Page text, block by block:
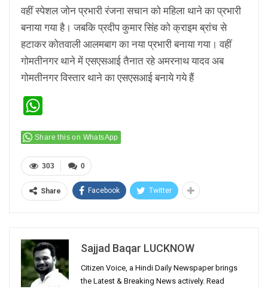
वहीं स्पेशल जोन प्रभारी रंजना सचान को महिला थाने का प्रभारी
बनाया गया है। जबकि प्रदीप कुमार सिंह को क्राइम ब्रांच से
हटाकर कोतवाली आलमबाग का नया प्रभारी बनाया गया। वहीं
गोमतीनगर थाने में एसएसआई तैनात रहे अमरनाथ यादव अब
गोमतीनगर विस्तार थाने का एसएसआई बनाये गये हैं
Share this on WhatsApp
0
303
Share Facebook Twitter
Sajjad Baqar LUCKNOW
Citizen Voice, a Hindi Daily Newspaper brings
the Latest & Breaking News actively. Read